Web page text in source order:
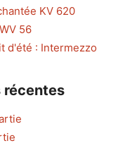
KV 620
56
d'été : Intermezzo
récentes